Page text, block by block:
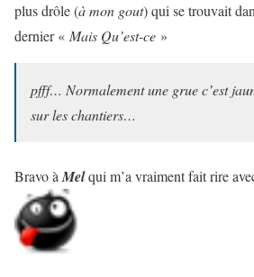
plus drôle (à mon gout) qui se trouvait
dernier « Mais Qu’est-ce »
pfff… Nor­ma­le­ment une grue c’est
sur les chantiers…
Bravo à Melqui m’a vraiment fait rire